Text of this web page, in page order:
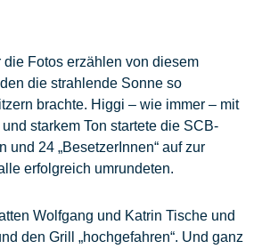
Fotos erzählen von diesem
die strahlende Sonne so
brachte. Higgi – wie immer – mit
starkem Ton startete die SCB-
und 24 „BesetzerInnen“ auf zur
erfolgreich umrundeten.
Wolfgang und Katrin Tische und
den Grill „hochgefahren“. Und ganz